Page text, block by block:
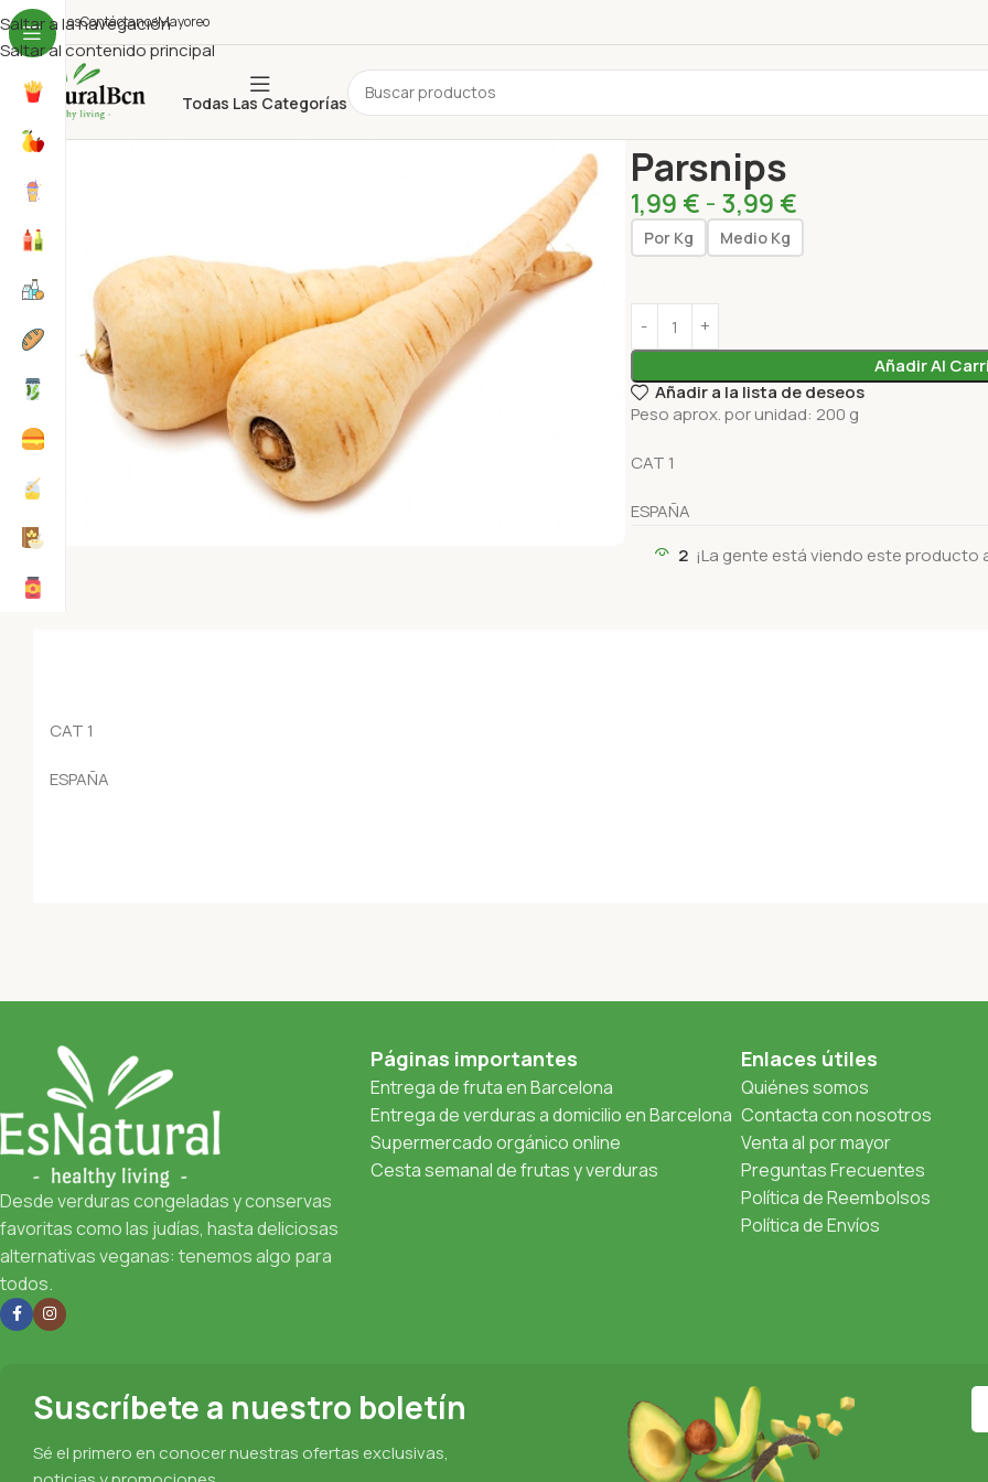
Saltar a la navegación
Saltar al contenido principal
SomosContáctanosMayoreo
Todas Las Categorías
Parsnips
1,99 € - 3,99 €
Por Kg Medio Kg
Añadir Al
Añadir a la lista de deseos
Peso aprox. por unidad: 200 g
CAT 1
ESPAÑA
2 ¡La gente está viendo este producto
CAT 1
ESPAÑA
Desde verduras congeladas y conservas
favoritas como las judías, hasta deliciosas
alternativas veganas: tenemos algo para
todos.
Páginas importantes
Entrega de fruta en Barcelona
Entrega de verduras a domicilio en Barcelona
Supermercado orgánico online
Cesta semanal de frutas y verduras
Enlaces útiles
Quiénes somos
Contacta con nosotros
Venta al por mayor
Preguntas Frecuentes
Política de Reembolsos
Política de Envíos
Suscríbete a nuestro boletín
Sé el primero en conocer nuestras ofertas exclusivas,